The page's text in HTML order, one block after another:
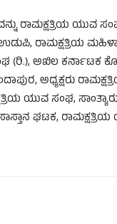
ರಾಮಕ್ಷತ್ರಿಯ ಯುವ
ರಾಮಕ್ಷತ್ರಿಯ
(ರಿ.), ಅಖಿಲ
ಅಧ್ಯಕ್ಷರು
ಯುವ ಸಂಘ,
ಘಟಕ,